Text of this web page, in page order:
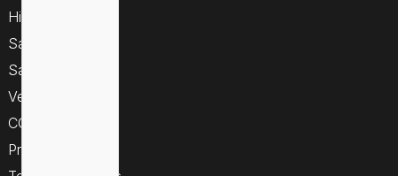
Higiene
Sallud y botiquín
Salud sexual
Veterinaria
COVID 19
Promociones